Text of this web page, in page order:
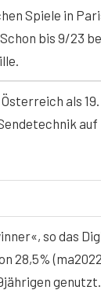
Spiele in
bis 9/23
als
auf
so das
28,5%